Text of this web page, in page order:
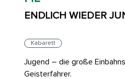
ENDLICH WIEDER
Kabarett
Jugend – die große
Geisterfahrer.